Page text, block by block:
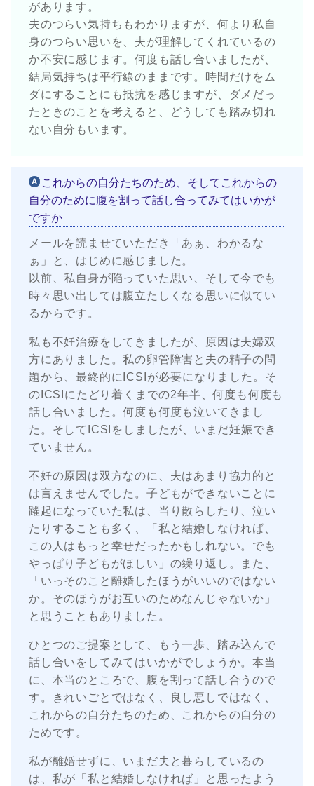
があります。
夫のつらい気持ちもわかりますが、何より私自
身のつらい思いを、夫が理解してくれているの
か不安に感じます。何度も話し合いましたが、
結局気持ちは平行線のままです。時間だけをム
ダにすることにも抵抗を感じますが、ダメだっ
たときのことを考えると、どうしても踏み切れ
ない自分もいます。
これからの自分たちのため、そしてこれからの
自分のために腹を割って話し合ってみてはいかが
ですか
メールを読ませていただき「あぁ、わかるな
ぁ」と、はじめに感じました。
以前、私自身が陥っていた思い、そして今でも
時々思い出しては腹立たしくなる思いに似てい
るからです。
私も不妊治療をしてきましたが、原因は夫婦双
方にありました。私の卵管障害と夫の精子の問
題から、最終的にICSIが必要になりました。そ
のICSIにたどり着くまでの2年半、何度も何度も
話し合いました。何度も何度も泣いてきまし
た。そしてICSIをしましたが、いまだ妊娠でき
ていません。
不妊の原因は双方なのに、夫はあまり協力的と
は言えませんでした。子どもができないことに
躍起になっていた私は、当り散らしたり、泣い
たりすることも多く、「私と結婚しなければ、
この人はもっと幸せだったかもしれない。でも
やっぱり子どもがほしい」の繰り返し。また、
「いっそのこと離婚したほうがいいのではない
か。そのほうがお互いのためなんじゃないか」
と思うこともありました。
ひとつのご提案として、もう一歩、踏み込んで
話し合いをしてみてはいかがでしょうか。本当
に、本当のところで、腹を割って話し合うので
す。きれいごとではなく、良し悪しではなく、
これからの自分たちのため、これからの自分の
ためです。
私が離婚せずに、いまだ夫と暮らしているの
は、私が「私と結婚しなければ」と思ったよう